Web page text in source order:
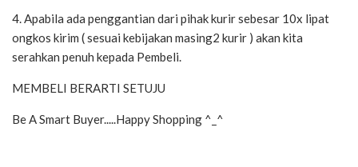
4. Apabila ada penggantian dari pihak kurir sebesar 10x lipat
ongkos kirim ( sesuai kebijakan masing2 kurir ) akan kita
serahkan penuh kepada Pembeli.
MEMBELI BERARTI SETUJU
Be A Smart Buyer.....Happy Shopping ^_^